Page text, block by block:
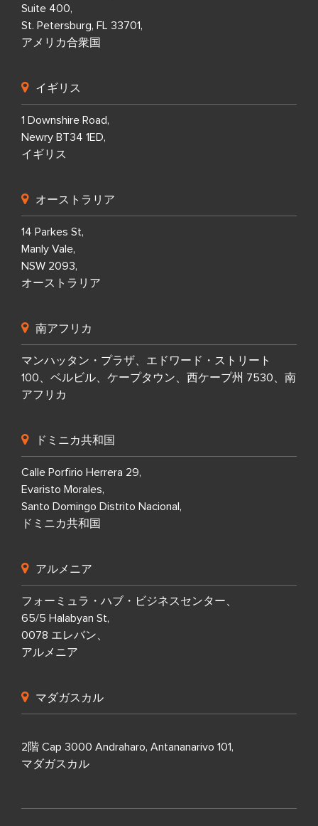
Suite 400,
St. Petersburg, FL 33701,
アメリカ合衆国
イギリス
1 Downshire Road,
Newry BT34 1ED,
イギリス
オーストラリア
14 Parkes St,
Manly Vale,
NSW 2093,
オーストラリア
南アフリカ
マンハッタン・プラザ、エドワード・ストリート
100、ベルビル、ケープタウン、西ケープ州 7530、南
アフリカ
ドミニカ共和国
Calle Porfirio Herrera 29,
Evaristo Morales,
Santo Domingo Distrito Nacional,
ドミニカ共和国
アルメニア
フォーミュラ・ハブ・ビジネスセンター、
65/5 Halabyan St,
0078 エレバン、
アルメニア
マダガスカル
2階 Cap 3000 Andraharo, Antananarivo 101,
マダガスカル